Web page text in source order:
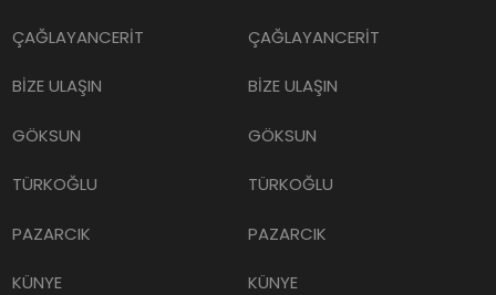
ÇAĞLAYANCERİT
BİZE ULAŞIN
GÖKSUN
TÜRKOĞLU
PAZARCIK
KÜNYE
ÇAĞLAYANCERİT
BİZE ULAŞIN
GÖKSUN
TÜRKOĞLU
PAZARCIK
KÜNYE